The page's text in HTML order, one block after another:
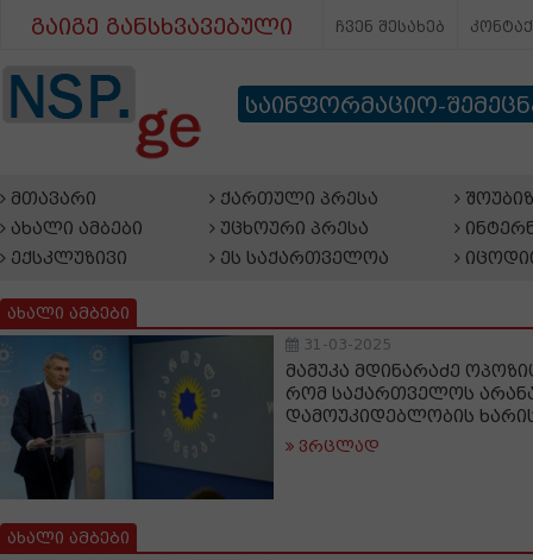
გაიგე განსხვავებული ჩვენ შესახებ
საინფორმაციო-
მთავარი
ახალი ამბები
ექსკლუზივი
ქართული პრესა
უცხოური პრესა
ეს საქართველოა
ახალი ამბები
31-03-2025
მამუკა მდინარაძე
რომ საქართველოს
დამოუკიდებლობის
ვრცლად
ახალი ამბები